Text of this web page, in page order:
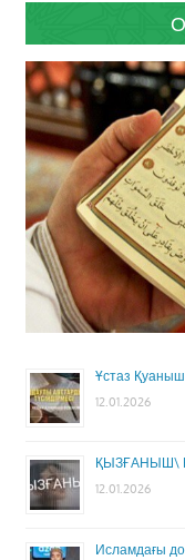
Ұстаз
12.01.2026
ҚЫЗҒАНЫШ\
12.01.2026
Исламдағы